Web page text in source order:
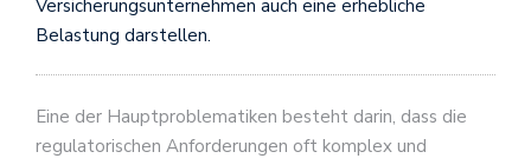
Versicherungsunternehmen auch eine erhebliche
Belastung darstellen.
Eine der Hauptproblematiken besteht darin, dass die
regulatorischen Anforderungen oft komplex und